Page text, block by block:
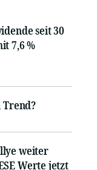
seit 30
7,6 %
Trend?
weiter
Werte jetzt